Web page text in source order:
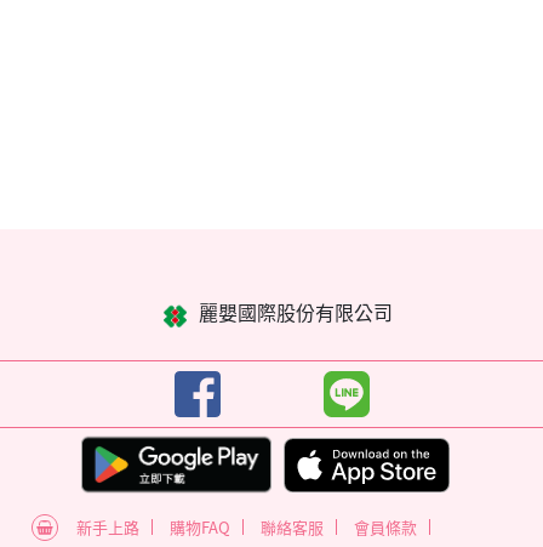
麗嬰國際股份有限公司
新手上路 購物FAQ 聯絡客服
會員條款